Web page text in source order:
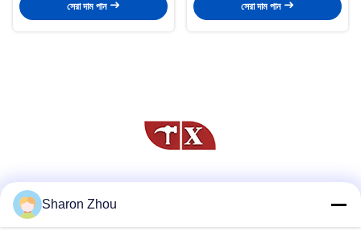
সেরা দাম পান সেরা দাম পান
Sharon Zhou